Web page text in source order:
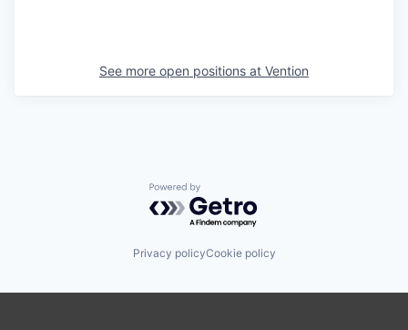
See more open positions at Vention
Powered by Getro.com
Privacy policyCookie policy